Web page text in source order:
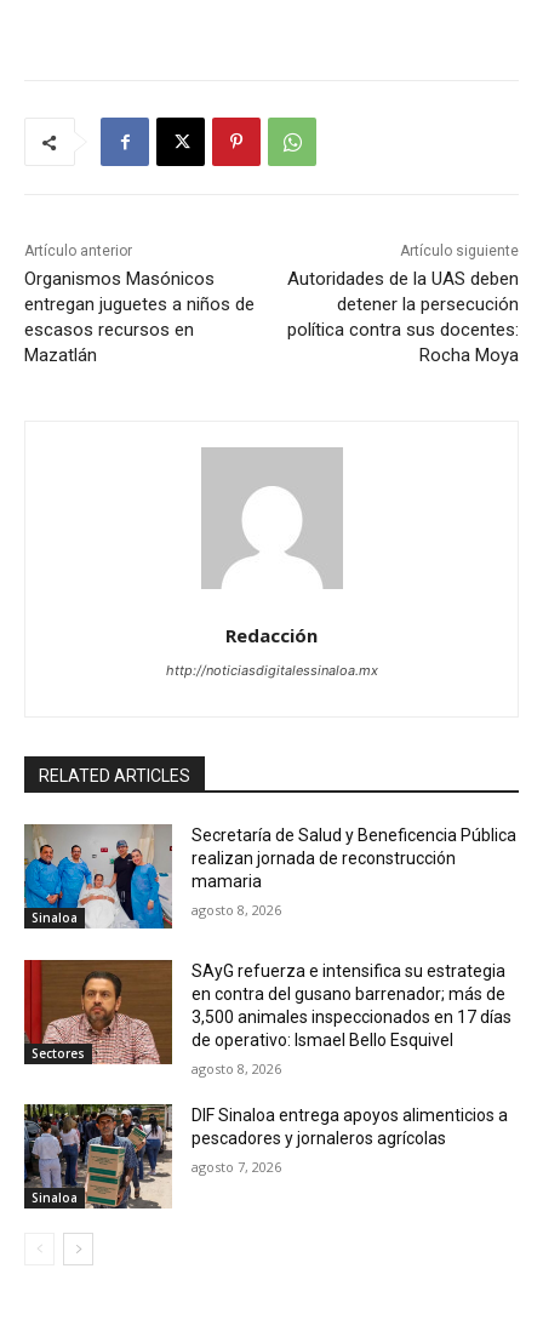
Artículo anterior
Organismos Masónicos
entregan juguetes a niños de
escasos recursos en
Mazatlán
Artículo siguiente
Autoridades de la UAS deben
detener la persecución
política contra sus docentes:
Rocha Moya
Redacción
http://noticiasdigitalessinaloa.mx
RELATED ARTICLES
Sinaloa
Secretaría de Salud y Beneficencia Pública
realizan jornada de reconstrucción
mamaria
agosto 8, 2026
Sectores
SAyG refuerza e intensifica su estrategia
en contra del gusano barrenador; más de
3,500 animales inspeccionados en 17 días
de operativo: Ismael Bello Esquivel
agosto 8, 2026
Sinaloa
DIF Sinaloa entrega apoyos alimenticios a
pescadores y jornaleros agrícolas
agosto 7, 2026